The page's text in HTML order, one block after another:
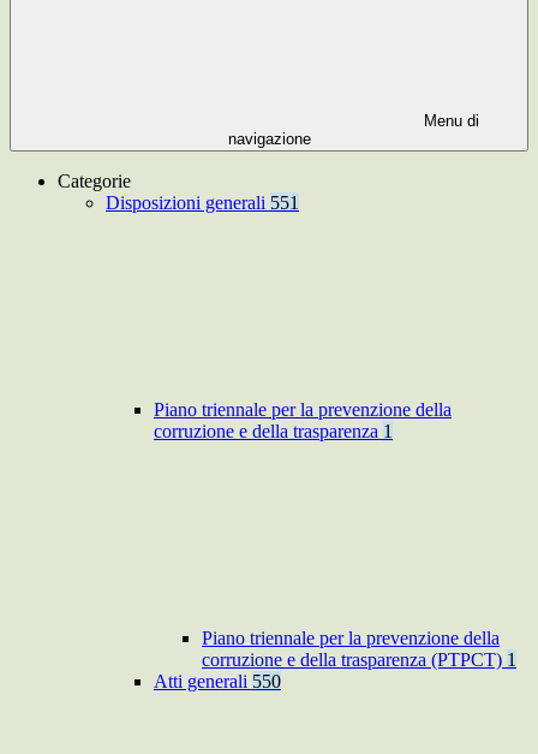
Menu di
navigazione
Categorie
Disposizioni generali 551
Piano triennale per la prevenzione della
corruzione e della trasparenza 1
Piano triennale per la prevenzione della
corruzione e della trasparenza (PTPCT) 1
Atti generali 550